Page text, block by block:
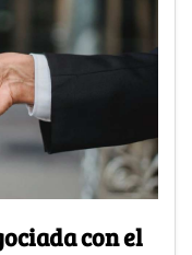
con el